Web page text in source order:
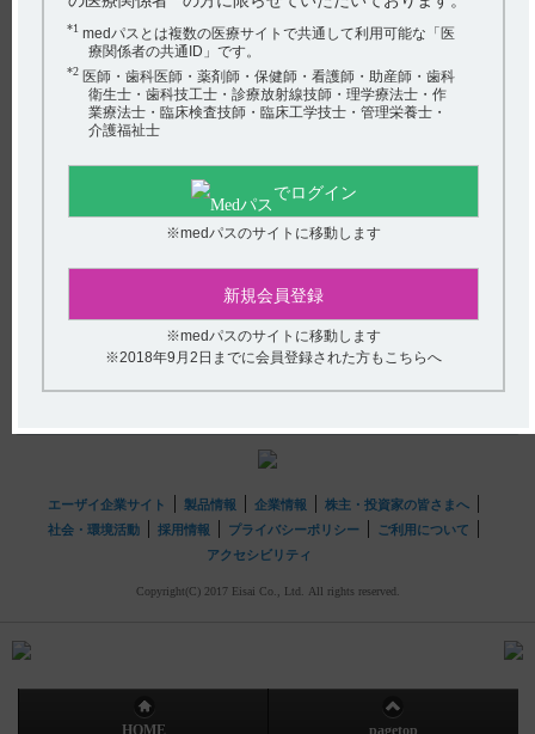
【ニトロール・Rカプセル】 保管方法について教えてくだ
さい。
【エラスチーム】 食事の影響について教えてください。
さい。
【ニトロール・スプレー】 有効成分、規格の種類、添加
物などを教えてください。
(選択してください)
*1 medパスとは複数の医療サイトで共通して利用可能な「医
療関係者の共通ID」です。
*2 医師・歯科医師・薬剤師・保健師・看護師・助産師・歯科
衛生士・歯科技工士・診療放射線技師・理学療法士・作
業療法士・臨床検査技師・臨床工学技士・管理栄養士・
介護福祉士
でログイン
※medパスのサイトに移動します
新規会員登録
※medパスのサイトに移動します
※2018年9月2日までに会員登録された方もこちらへ
hhcホットライン
(平日9時〜18時 土日・祝日9時〜17時)
フリーダイヤル0120-419-497
エーザイ企業サイト 製品情報 企業情報
株主・投資家の皆さまへ
社会・環境活動
採用情報 プライバシーポリシー
ご利用について
アクセシビリティ
Copyright(C) 2017 Eisai Co., Ltd. All rights reserved.